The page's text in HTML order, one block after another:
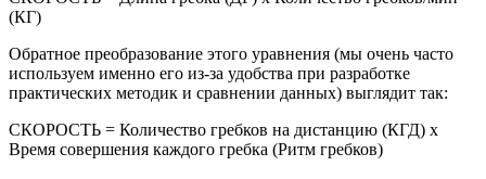
(КГ)
Обратное преобразование этого уравнения (мы очень часто
используем именно его из-за удобства при разработке
практических методик и сравнении данных) выглядит так:
СКОРОСТЬ = Количество гребков на дистанцию (КГД) x
Время совершения каждого гребка (Ритм гребков)